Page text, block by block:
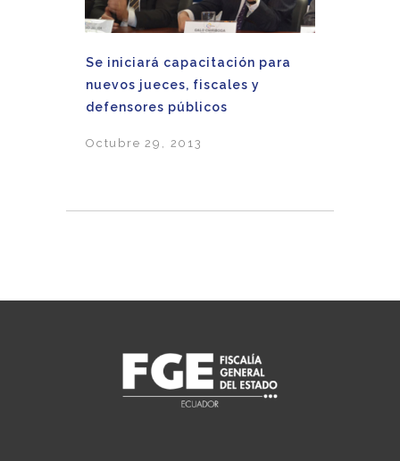
Se iniciará capacitación para
nuevos jueces, fiscales y
defensores públicos
Octubre 29, 2013